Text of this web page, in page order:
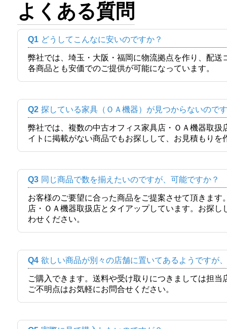
よくある質問
Q1 どうしてこんなに安いのですか？
弊社では、埼玉・大阪・福岡に物流拠点を作り、配
各商品とも安価でのご提供が可能になっています。
Q2 探している家具（ＯＡ機器）が見つからないので
弊社では、複数の中古オフィス家具店・ＯＡ機器取
イトに掲載がない商品でもお探しして、お見積もりを
Q3 同じ商品で数を揃えたいのですが、可能ですか？
お客様のご要望に合った商品をご提案させて頂きま
店・ＯＡ機器取扱店とタイアップしています。お探
わせください。
Q4 欲しい商品が別々の店舗に置いてあるようですが
ご購入できます。送料や受け取りにつきましては担
ご不明点はお気軽にお問合せください。